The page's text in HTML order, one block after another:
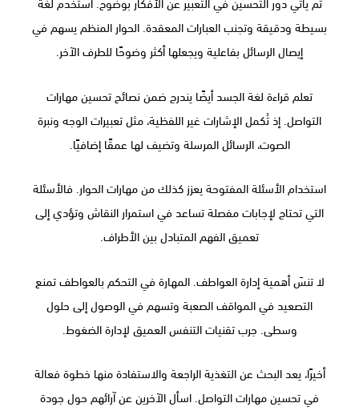
بسيطة ودقيقة وتجنب العبارات المعقدة. الحوار المنظم يسهم في
إيصال الرسائل بفاعلية ويجعلها أكثر وضوحًا للطرف الآخر.
تعلم قراءة لغة الجسد أيضًا يندرج ضمن نصائح تحسين مهارات
التواصل. إذ تُكمل الإشارات غير اللفظية، مثل تعبيرات الوجه ونبرة
الصوت، الرسائل المرسلة وتضيف لها عمقًا إضافيًا.
استخدام الأسئلة المفتوحة يعزز كذلك من مهارات الحوار. فالأسئلة
التي تحتاج لإجابات مفصلة تساعد في استمرار النقاش وتؤدي إلى
تعميق الفهم المتبادل بين الأطراف.
لا تنسَ أهمية إدارة العواطف. المهارة في التحكم بالعواطف تمنع
التصعيد في المواقف الصعبة وتسهم في الوصول إلى حلول
وسطى. جرب تقنيات التنفس العميق لإدارة الضغوط.
أخيرًا، يعد البحث عن التغذية الراجعة والاستفادة منها خطوة فعالة
في تحسين مهارات التواصل. اسأل الآخرين عن آرائهم حول جودة